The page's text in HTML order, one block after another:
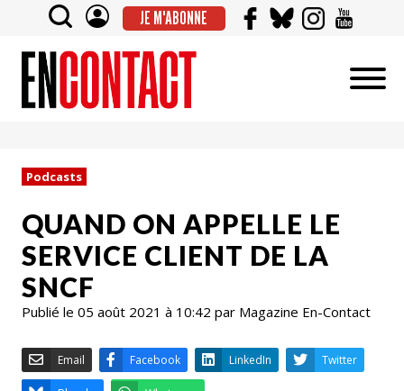
JE M'ABONNE
Podcasts
QUAND ON APPELLE LE
SERVICE CLIENT DE LA
SNCF
Publié le 05 août 2021 à 10:42 par Magazine En-Contact